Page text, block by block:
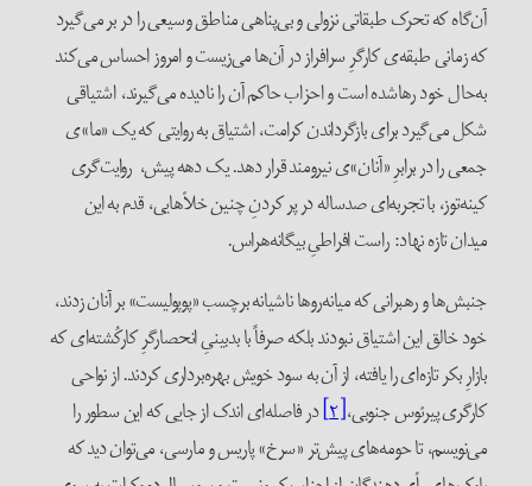
آن‌گاه که تحرک طبقاتی نزولی و بی‌پناهی مناطق وسیعی را در بر می‌گیرد
که زمانی طبقه‌ی کارگرِ سرافراز در آن‌ها می‌زیست و امروز احساس می‌کند
به‌حال خود رهاشده است و احزاب حاکم آن را نادیده می‌گیرند، اشتیاقی
شکل می‌گیرد برای بازگرداندن کرامت، اشتیاق به روایتی که یک «ما»ی
جمعی را در برابرِ «آنان»‌ی نیرومند قرار دهد. یک دهه پیش، روایت‌گری
کینه‌توز، با تجربه‌ای صدساله در پر کردنِ چنین خلأهایی، قدم به این
میدان تازه ‌نهاد: راست افراطیِ بیگانه‌هراس.
جنبش‌ها و رهبرانی که میانه‌روها ‌ناشیانه برچسب «پوپولیست» بر آنان زدند،
خود خالق این اشتیاق نبودند بلکه صرفاً با بدبینیِ انحصارگرِ کارکُشته‌ای که
بازارِ بکر تازه‌ای را یافته، از آن به سود خویش بهره‌برداری کردند. از نواحی
کارگری پیرئوس جنوبی،[۲]
در فاصله‌ای اندک از جایی که این سطور را
می‌نویسم، تا حومه‌های پیش‌تر «سرخ» پاریس و مارسی، می‌توان دید که